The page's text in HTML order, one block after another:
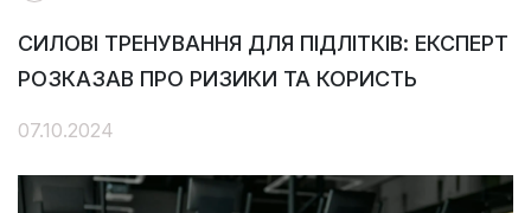
СИЛОВІ ТРЕНУВАННЯ ДЛЯ ПІДЛІТКІВ: ЕКСПЕРТ
РОЗКАЗАВ ПРО РИЗИКИ ТА КОРИСТЬ
07.10.2024